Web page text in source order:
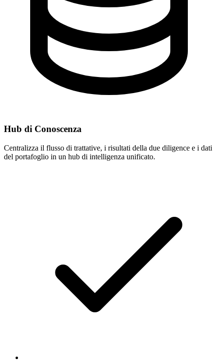
Hub di Conoscenza
Centralizza il flusso di trattative, i risultati della due diligence e i dati
del portafoglio in un hub di intelligenza unificato.